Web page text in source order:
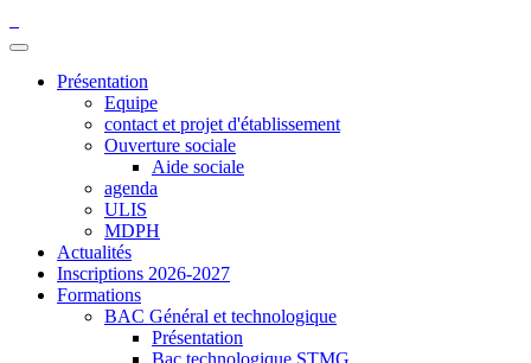
Présentation
Equipe
contact et projet d'établissement
Ouverture sociale
Aide sociale
agenda
ULIS
MDPH
Actualités
Inscriptions 2026-2027
Formations
BAC Général et technologique
Présentation
Bac technologique STMG